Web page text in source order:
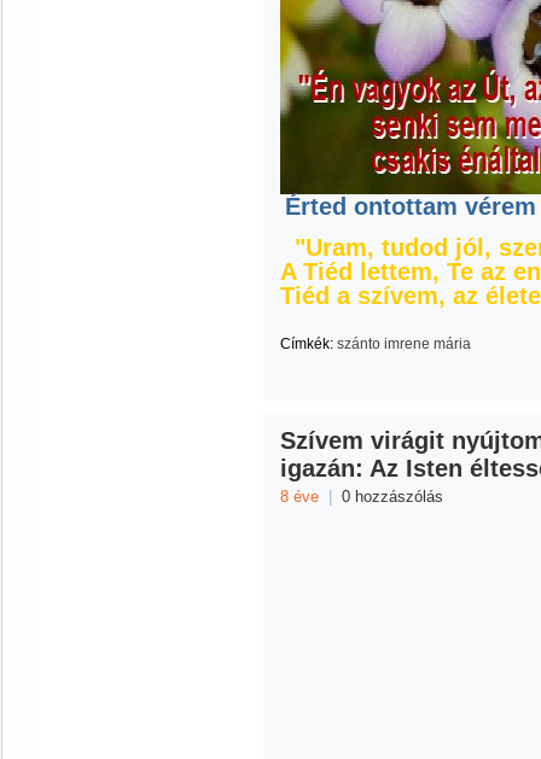
Érted ontottam
"Uram, tudod jól,
A Tiéd lettem, Te az
Tiéd a szívem, az
Címkék: szánto imrene mária
Szívem virágit
igazán: Az Isten
8 éve 0 hozzászólás